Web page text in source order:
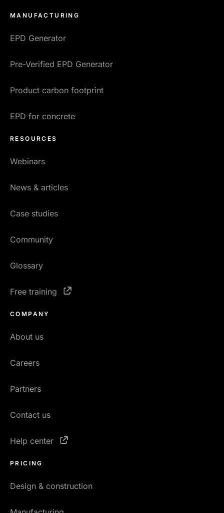
MANUFACTURING
EPD Generator
Pre-Verified EPD Generator
Product carbon footprint
EPD for concrete
RESOURCES
Webinars
News & articles
Case studies
Community
Glossary
Free training
COMPANY
About us
Careers
Partners
Contact us
Help center
PRICING
Design & construction